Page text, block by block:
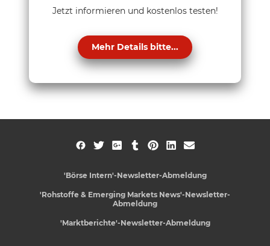
Jetzt informieren und kostenlos testen!
Mehr Details bitte...
'Börse Intern'-Newsletter-Abmeldung
'Rohstoffe & Emerging Markets News'-Newsletter-
Abmeldung
'Marktberichte'-Newsletter-Abmeldung